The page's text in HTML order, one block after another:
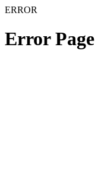
ERROR
Error Page